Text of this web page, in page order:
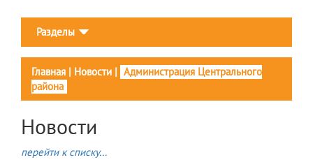
Разделы
Главная | Новости | Администрация Центрального
района
Новости
перейти к списку...